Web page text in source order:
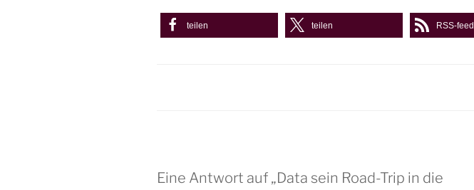
teilen teilen RSS-feed
Eine Antwort auf „Data sein Road-Trip in die